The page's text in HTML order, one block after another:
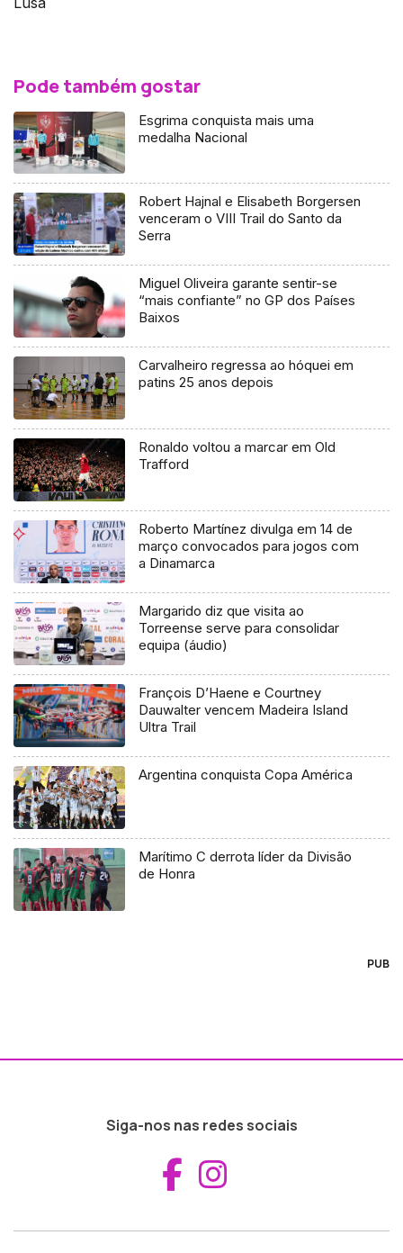
Pode também gostar
Esgrima conquista mais uma
medalha Nacional
Robert Hajnal e Elisabeth Borgersen
venceram o VIII Trail do Santo da
Serra
Miguel Oliveira garante sentir-se
“mais confiante” no GP dos Países
Baixos
Carvalheiro regressa ao hóquei em
patins 25 anos depois
Ronaldo voltou a marcar em Old
Trafford
Roberto Martínez divulga em 14 de
março convocados para jogos com
a Dinamarca
Margarido diz que visita ao
Torreense serve para consolidar
equipa (áudio)
François D’Haene e Courtney
Dauwalter vencem Madeira Island
Ultra Trail
Argentina conquista Copa América
Marítimo C derrota líder da Divisão
de Honra
PUB
Siga-nos nas redes sociais
Aceder ao